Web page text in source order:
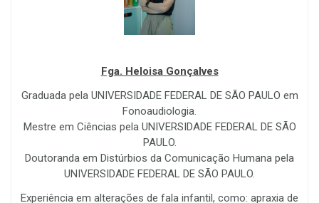
Fga. Heloisa Gonçalves
Graduada pela UNIVERSIDADE FEDERAL DE SÃO PAULO em
Fonoaudiologia.
Mestre em Ciências pela UNIVERSIDADE FEDERAL DE SÃO
PAULO.
Doutoranda em Distúrbios da Comunicação Humana pela
UNIVERSIDADE FEDERAL DE SÃO PAULO.
Experiência em alterações de fala infantil, como: apraxia de